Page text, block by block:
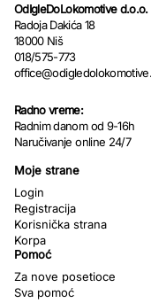
OdIgleDoLokomotive d.o.o.
Radoja Dakića 18
18000 Niš
018/575-773
Radno vreme:
Radnim danom od 9-16h
Naručivanje online 24/7
Moje strane
Login
Registracija
Korisnička strana
Korpa
Pomoć
Za nove posetioce
Sva pomoć